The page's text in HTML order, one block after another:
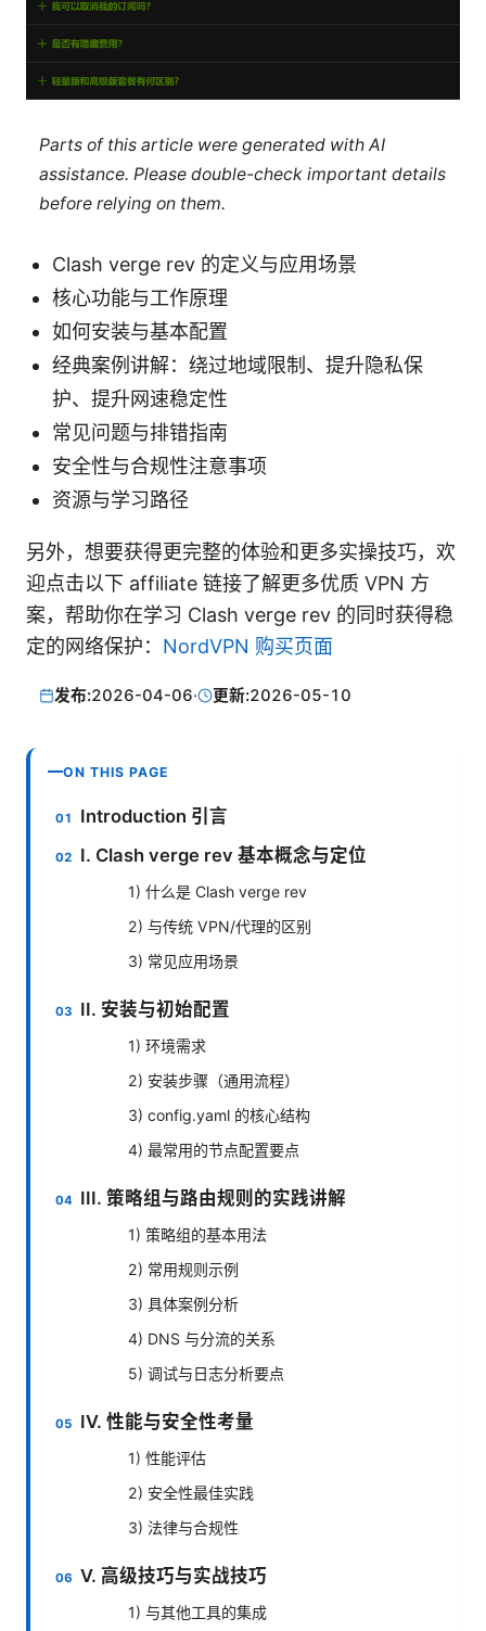
Parts of this article were generated with AI
assistance. Please double-check important details
before relying on them.
Clash verge rev 的定义与应用场景
核心功能与工作原理
如何安装与基本配置
经典案例讲解：绕过地域限制、提升隐私保
护、提升网速稳定性
常见问题与排错指南
安全性与合规性注意事项
资源与学习路径
另外，想要获得更完整的体验和更多实操技巧，欢
迎点击以下 affiliate 链接了解更多优质 VPN 方
案，帮助你在学习 Clash verge rev 的同时获得稳
定的网络保护： NordVPN 购买页面
发布:2026-04-06· 更新:2026-05-10
ON THIS PAGE
Introduction 引言
I. Clash verge rev 基本概念与定位
1) 什么是 Clash verge rev
2) 与传统 VPN/代理的区别
3) 常见应用场景
II. 安装与初始配置
1) 环境需求
2) 安装步骤（通用流程）
3) config.yaml 的核心结构
4) 最常用的节点配置要点
III. 策略组与路由规则的实践讲解
1) 策略组的基本用法
2) 常用规则示例
3) 具体案例分析
4) DNS 与分流的关系
5) 调试与日志分析要点
IV. 性能与安全性考量
1) 性能评估
2) 安全性最佳实践
3) 法律与合规性
V. 高级技巧与实战技巧
1) 与其他工具的集成